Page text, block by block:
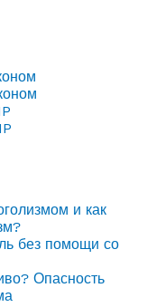
и как
без помощи со
Опасность